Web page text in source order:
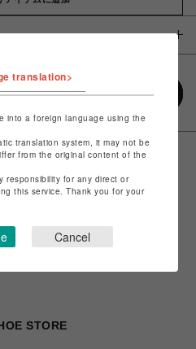
STORE
translation>
into a foreign language using the
translation system, it may not be
from the original content of the
responsibility for any direct or
this service. Thank you for your
Cancel